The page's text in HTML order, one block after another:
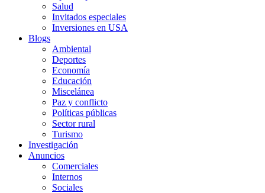
Salud
Invitados especiales
Inversiones en USA
Blogs
Ambiental
Deportes
Economía
Educación
Miscelánea
Paz y conflicto
Políticas públicas
Sector rural
Turismo
Investigación
Anuncios
Comerciales
Internos
Sociales